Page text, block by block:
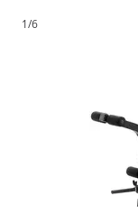
1/6